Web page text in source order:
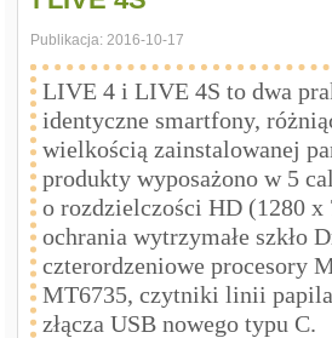
Publikacja:2016-10-17
LIVE 4 i LIVE 4S to dwa
identyczne smartfony,
wielkością zainstalowanej
produkty wyposażono w 5
o rozdzielczości HD (1280 x
ochrania wytrzymałe szkło
czterordzeniowe procesory
MT6735, czytniki linii
złącza USB nowego typu C.